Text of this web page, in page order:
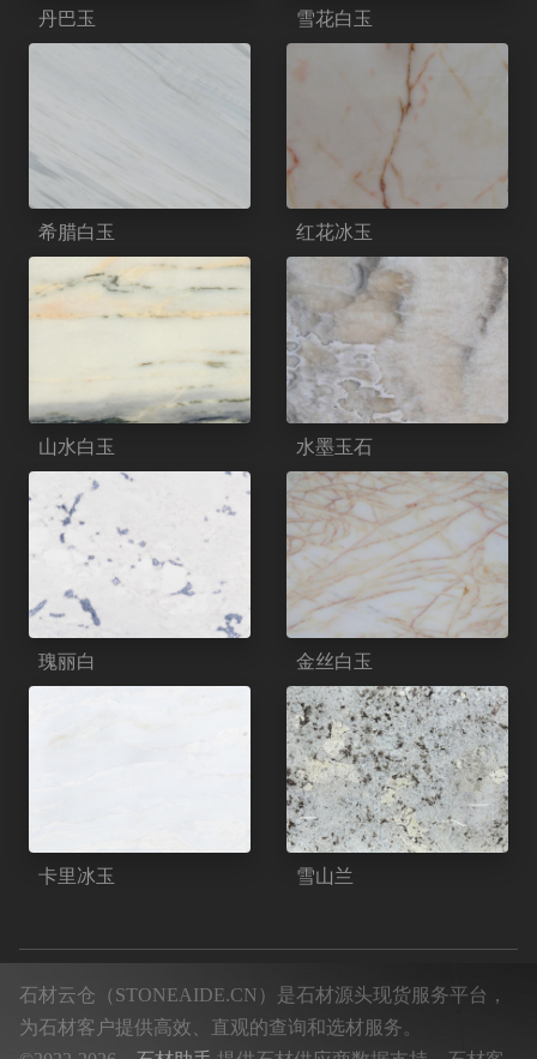
丹巴玉 雪花白玉
希腊白玉 红花冰玉
山水白玉 水墨玉石
瑰丽白 金丝白玉
卡里冰玉 雪山兰
石材云仓（STONEAIDE.CN）是石材源头现货服务平台，
为石材客户提供高效、直观的查询和选材服务。